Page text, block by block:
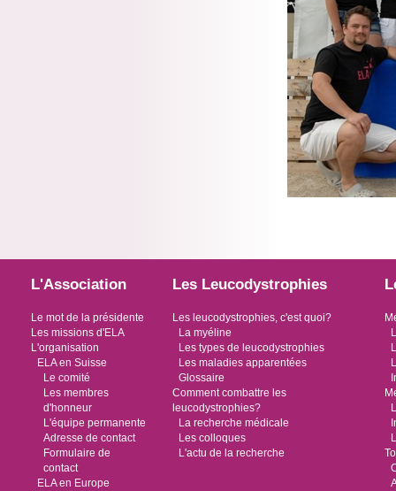
L'Association
Le mot de la présidente
Les missions d'ELA
L'organisation
ELA en Suisse
Le comité
Les membres
d'honneur
L'équipe permanente
Adresse de contact
Formulaire de
contact
ELA en Europe
Les Leucodystrophies
Les leucodystrophies, c'est quoi?
La myéline
Les types de leucodystrophies
Les maladies apparentées
Glossaire
Comment combattre les
leucodystrophies?
La recherche médicale
Les colloques
L'actu de la recherche